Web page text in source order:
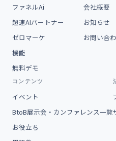
ファネルAi
超速AIパートナー
ゼロマーケ
機能
無料デモ
会社概要
お知らせ
お問い合
コンテンツ
イベント
BtoB展示会・カンファレンス一覧
お役立ち